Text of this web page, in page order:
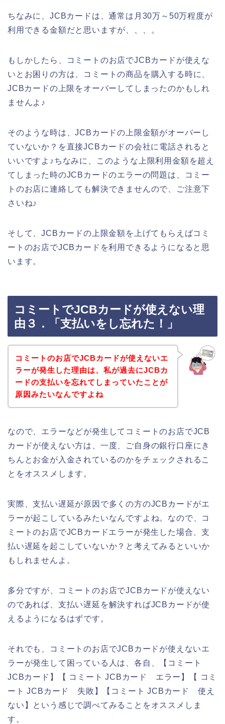
ちなみに、JCBカードは、通常は月30万～50万程度が
利用できる金額だと思いますが、、、。
もしかしたら、コミートのお店でJCBカードが使えな
いとお困りの方は、コミートの商品を購入する時に、
JCBカードの上限をオーバーしてしまったのかもしれ
ませんよ♪
そのような時は、JCBカードの上限金額がオーバーし
ていないか？を直接JCBカードの会社に電話されると
いいですよ♪ちなみに、このような上限利用金額を超え
てしまった時のJCBカードのエラーの問題は、コミー
トのお店に連絡しても解決できませんので、ご注意下
さいね♪
そして、JCBカードの上限金額を上げてもらえばコミ
ートのお店でJCBカードを利用できるようになると思
います。
コミートでJCBカードが使えない理
由３．「支払いをし忘れた！」
コミートのお店でJCBカードが使えないエ
ラーが発生した理由は、私が過去にJCBカ
ードの支払いを忘れてしまっていたことが
原因みたいなんですよね
なので、エラーなどが発生してコミートのお店でJCB
カードが使えない方は、一度、ご自身の銀行口座にき
ちんとお金が入金されているのかをチェックされるこ
とをオススメします。
実際、支払い遅延が原因で多くの方のJCBカードがエ
ラーが起こしているみたいなんですよね。なので、コ
ミートのお店でJCBカードエラーが発生した場合、支
払い遅延を起こしていないか？と考えてみるといいか
もしれませんよ。
多分ですが、コミートのお店でJCBカードが使えない
のであれば、支払い遅延を解決すればJCBカードが使
えるようになるはずです。
それでも、コミートのお店でJCBカードが使えないエ
ラーが発生して困っている人は、各自、【コミート
JCBカード】【 コミート JCBカード エラー】【 コミ
ート JCBカード 失敗】【コミート JCBカード 使え
ない】という感じで調べてみることをオススメしま
す。